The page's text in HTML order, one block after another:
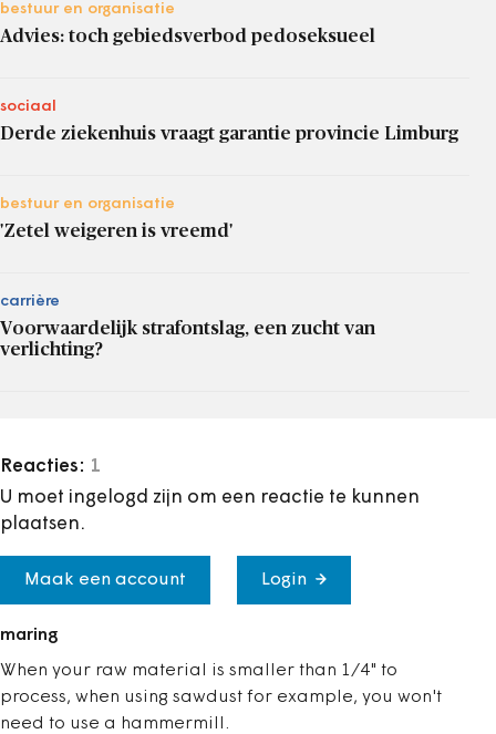
bestuur en organisatie
Advies: toch gebiedsverbod pedoseksueel
sociaal
Derde ziekenhuis vraagt garantie provincie Limburg
bestuur en organisatie
'Zetel weigeren is vreemd'
carrière
Voorwaardelijk strafontslag, een zucht van
verlichting?
Reacties: 1
U moet ingelogd zijn om een reactie te kunnen
plaatsen.
Maak een account Login
maring
When your raw material is smaller than 1/4" to
process, when using sawdust for example, you won't
need to use a hammermill.